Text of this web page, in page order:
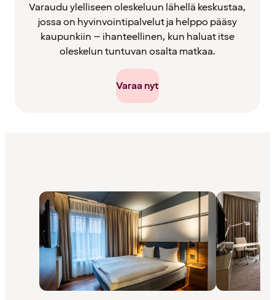
Varaudu ylelliseen oleskeluun lähellä keskustaa,
jossa on hyvinvointipalvelut ja helppo pääsy
kaupunkiin – ihanteellinen, kun haluat itse
oleskelun tuntuvan osalta matkaa.
Varaa nyt